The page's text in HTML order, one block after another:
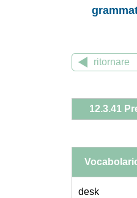
ritornare
12.3.41
desk